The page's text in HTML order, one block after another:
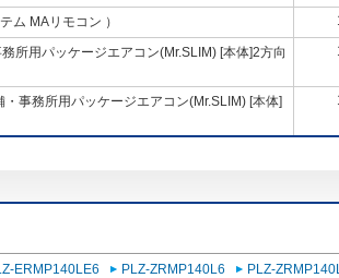
ム MAリモコン ）
務所用パッケージエアコン(Mr.SLIM) [本体]2方向
・事務所用パッケージエアコン(Mr.SLIM) [本体]
ERMP140LE6 PLZ-ZRMP140L6 PLZ-